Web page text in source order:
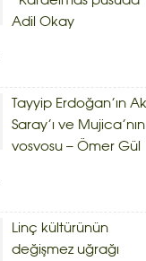
Adil Okay
Tayyip Erdoğan’ın Ak
Saray’ı ve Mujica’nın
vosvosu – Ömer Gül
Linç kültürünün
değişmez uğrağı